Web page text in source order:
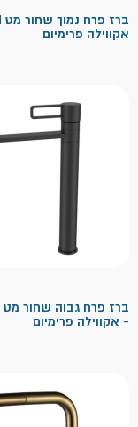
אקווילה פרימיום
- אקווילה פרימיום